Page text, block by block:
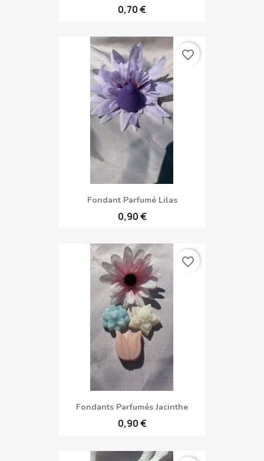
0,70 €
Fondant Parfumé Lilas
0,90 €
favorite_border
Fondants Parfumés Jacinthe
0,90 €
favorite_border